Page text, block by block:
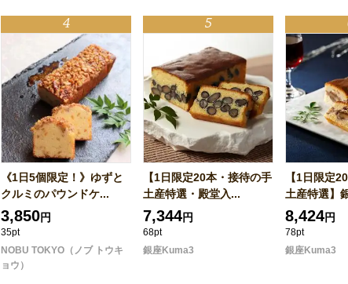
《1日5個限定！》ゆずと
クルミのパウンドケ...
3,850円
35pt
NOBU TOKYO（ノブ トウキ
ョウ）
【1日限定20本・接待の手
土産特選・殿堂入...
7,344円
68pt
銀座Kuma3
【1日限定
土産特選】
8,424円
78pt
銀座Kuma3